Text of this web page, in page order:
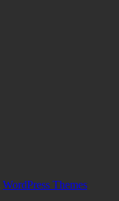
WordPress Themes